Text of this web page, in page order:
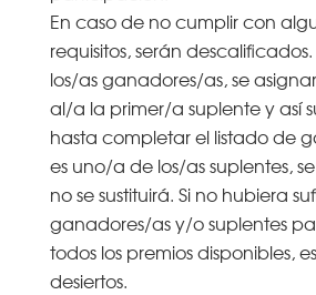
En caso de no cumplir con
requisitos, serán
los/as ganadores/as, se
al/a la primer/a suplente y así
hasta completar el listado de
es uno/a de los/as suplentes,
no se sustituirá. Si no hubiera
ganadores/as y/o suplentes
todos los premios disponibles,
desiertos.